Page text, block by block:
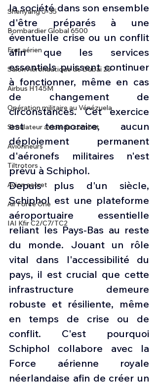
Shenyang J-35
Bombardier Global 6500
Fret aérien
Salon Aéronautique de Dubaï 25
Airbus H145M
Opération militaire au Vénézuela
Simulateur avion de combat
Avionneurs
Tiltrotors
Avion secret
Air Force One
IAI Kfir C2/C7/TC2
la société dans son ensemble
d'être préparés à une
éventuelle crise ou un conflit
afin que les services
essentiels puissent continuer
à fonctionner, même en cas
de changement de
circonstances. Cet exercice
est temporaire, aucun
déploiement permanent
d'aéronefs militaires n'est
prévu à Schiphol.
Depuis plus d'un siècle,
Schiphol est une plateforme
aéroportuaire essentielle
reliant les Pays-Bas au reste
du monde. Jouant un rôle
vital dans l'accessibilité du
pays, il est crucial que cette
infrastructure demeure
robuste et résiliente, même
en temps de crise ou de
conflit. C'est pourquoi
Schiphol collabore avec la
Force aérienne royale
néerlandaise afin de créer un